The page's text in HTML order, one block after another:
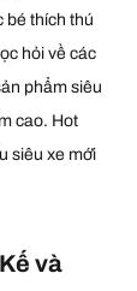
bé thích thú
hỏi về các
phẩm siêu
cao. Hot
siêu xe mới
và